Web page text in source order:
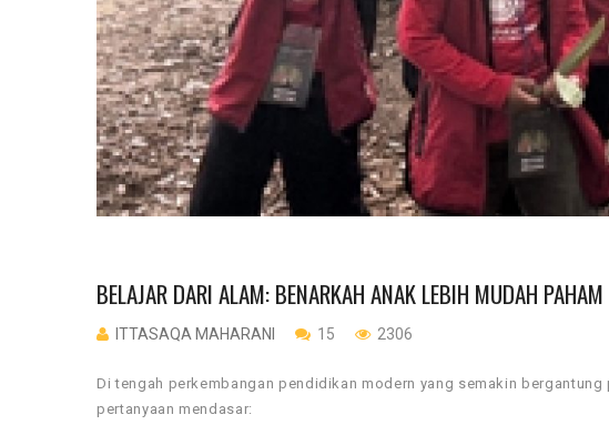
BELAJAR DARI ALAM: BENARKAH ANAK LEBIH MUDAH
ITTASAQA MAHARANI 15 2306
Di tengah perkembangan pendidikan modern yang semakin
pertanyaan mendasar: